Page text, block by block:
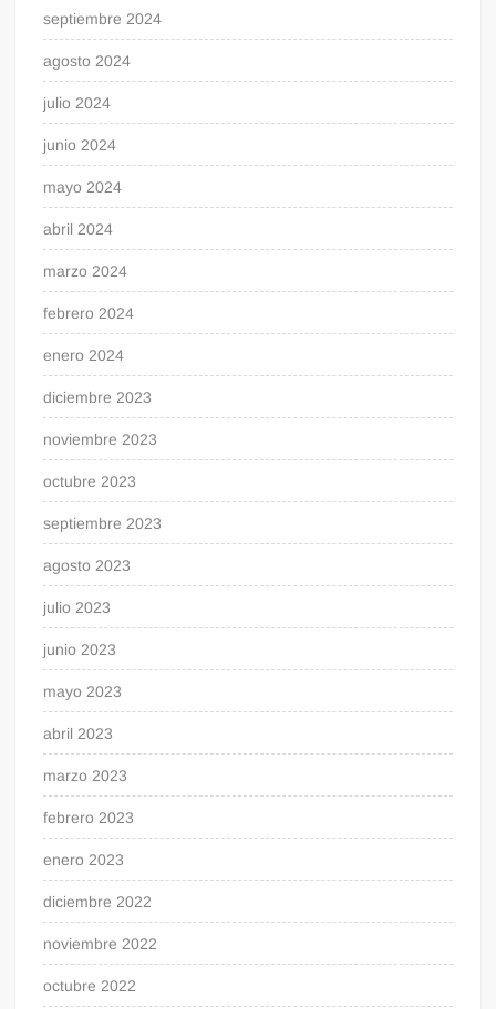
septiembre 2024
agosto 2024
julio 2024
junio 2024
mayo 2024
abril 2024
marzo 2024
febrero 2024
enero 2024
diciembre 2023
noviembre 2023
octubre 2023
septiembre 2023
agosto 2023
julio 2023
junio 2023
mayo 2023
abril 2023
marzo 2023
febrero 2023
enero 2023
diciembre 2022
noviembre 2022
octubre 2022